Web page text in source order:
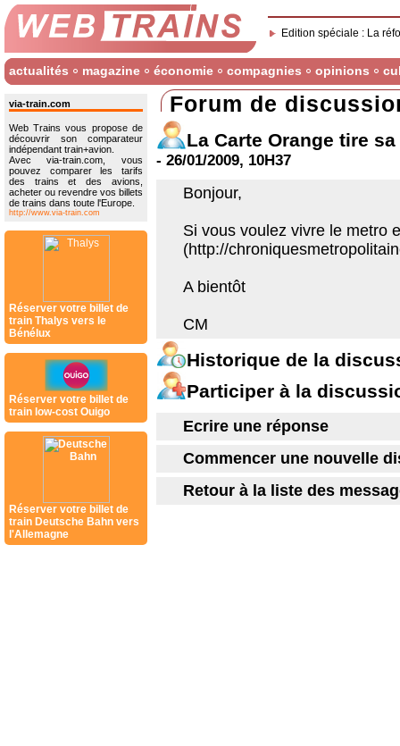
Edition spéciale : La
actualités magazine économie compagnies opinions
via-train.com
Web Trains vous propose de
découvrir son comparateur
indépendant train+avion.
Avec via-train.com, vous
pouvez comparer les tarifs
des trains et des avions,
acheter ou revendre vos billets
de trains dans toute l'Europe.
http://www.via-train.com
Réserver votre billet de
train Thalys vers le
Bénélux
Réserver votre billet de
train low-cost Ouigo
Réserver votre billet de
train Deutsche Bahn vers
l'Allemagne
Forum de
La Carte Orange tire
- 26/01/2009, 10H37
Bonjour,
Si vous voulez vivre le metro
(http://
A bientôt
CM
Historique de la
Participer à la
Ecrire une réponse
Commencer une nouvelle
Retour à la liste des